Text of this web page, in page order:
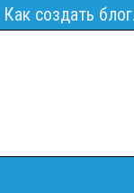
Как создать